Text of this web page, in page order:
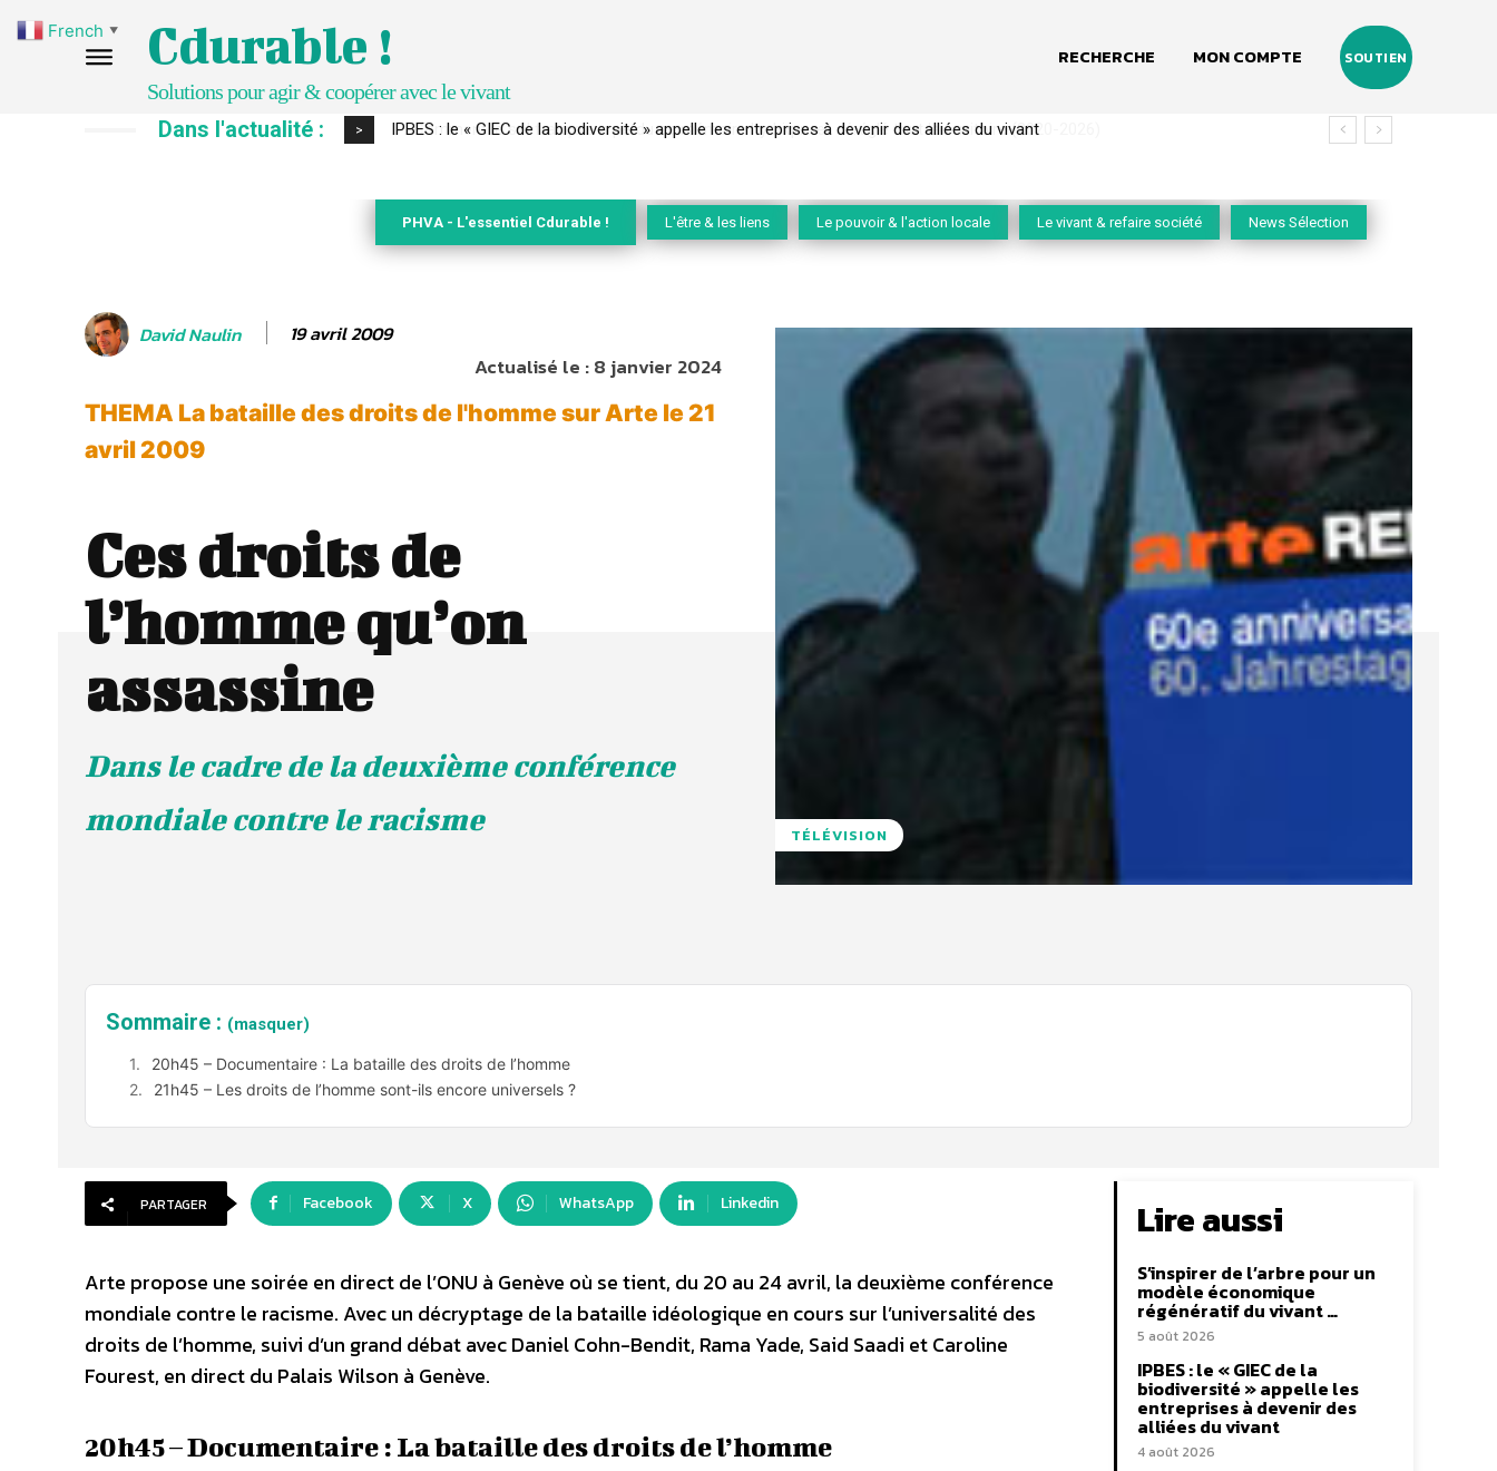
Cdurable !
Solutions pour agir & coopérer avec le vivant
RECHERCHE MON COMPTE SOUTIEN
Dans l'actualité : > Comment le sol français a perdu sa mémoire hydrique et déréglé tout le territoire (2020-2026)
PHVA - L'essentiel Cdurable ! L'être & les liens Le pouvoir & l'action locale Le vivant & refaire société News Sélection
David Naulin 19 avril 2009
Actualisé le :8 janvier 2024
THEMA La bataille des droits de l'homme sur Arte le 21
avril 2009
Ces droits de
l’homme qu’on
assassine
Dans le cadre de la deuxième conférence
mondiale contre le racisme
TÉLÉVISION
Sommaire : (masquer)
20h45 – Documentaire : La bataille des droits de l’homme
21h45 – Les droits de l’homme sont-ils encore universels ?
PARTAGER Facebook X WhatsApp Linkedin
Arte propose une soirée en direct de l’ONU à Genève où se tient, du 20 au 24 avril, la deuxième conférence
mondiale contre le racisme. Avec un décryptage de la bataille idéologique en cours sur l’universalité des
droits de l’homme, suivi d’un grand débat avec Daniel Cohn-Bendit, Rama Yade, Said Saadi et Caroline
Fourest, en direct du Palais Wilson à Genève.
20h45 – Documentaire : La bataille des droits de l’homme
Lire aussi
S’inspirer de l’arbre pour un
modèle économique
régénératif du vivant …
5 août 2026
IPBES : le « GIEC de la
biodiversité » appelle les
entreprises à devenir des
alliées du vivant
4 août 2026
French ▼